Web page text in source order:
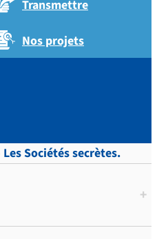
Transmettre
Nos projets
Sociétés secrètes.
+